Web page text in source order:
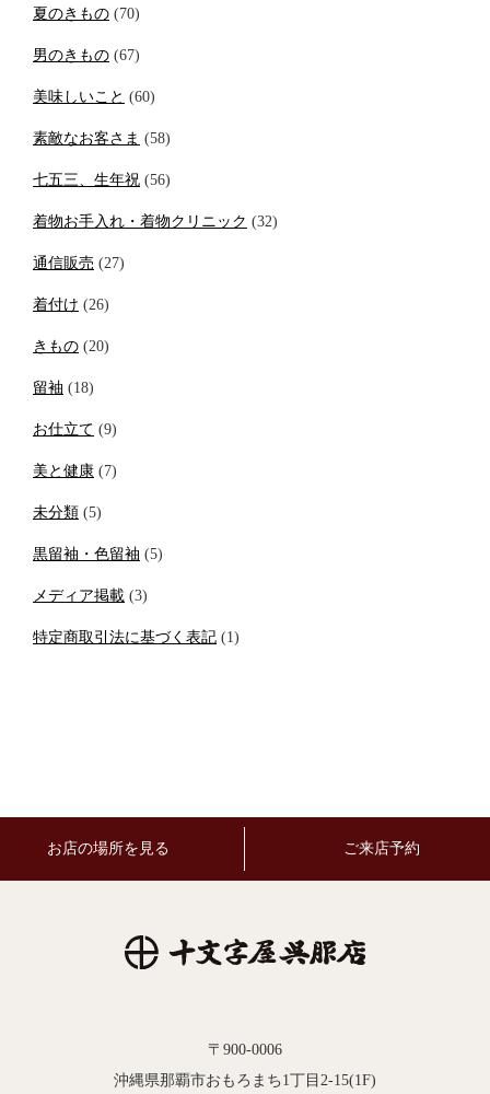
夏のきもの (70)
男のきもの (67)
美味しいこと (60)
素敵なお客さま (58)
七五三、生年祝 (56)
着物お手入れ・着物クリニック (32)
通信販売 (27)
着付け (26)
きもの (20)
留袖 (18)
お仕立て (9)
美と健康 (7)
未分類 (5)
黒留袖・色留袖 (5)
メディア掲載 (3)
特定商取引法に基づく表記 (1)
お店の場所を見る ご来店予約
〒900-0006
沖縄県那覇市おもろまち1丁目2-15(1F)